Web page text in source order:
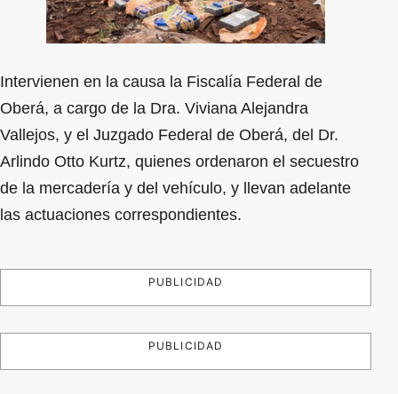
Intervienen en la causa la Fiscalía Federal de
Oberá, a cargo de la Dra. Viviana Alejandra
Vallejos, y el Juzgado Federal de Oberá, del Dr.
Arlindo Otto Kurtz, quienes ordenaron el secuestro
de la mercadería y del vehículo, y llevan adelante
las actuaciones correspondientes.
PUBLICIDAD
PUBLICIDAD